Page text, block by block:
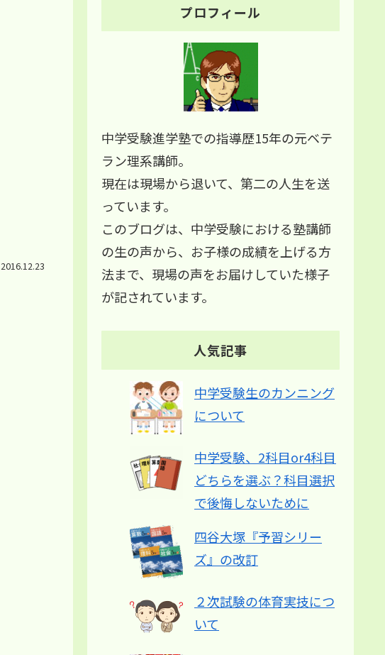
2016.12.23
プロフィール
中学受験進学塾での指導歴15年の元ベテ
ラン理系講師。
現在は現場から退いて、第二の人生を送
っています。
このブログは、中学受験における塾講師
の生の声から、お子様の成績を上げる方
法まで、現場の声をお届けしていた様子
が記されています。
人気記事
中学受験生のカンニング
について
中学受験、2科目or4科目
どちらを選ぶ？科目選択
で後悔しないために
四谷大塚『予習シリー
ズ』の改訂
２次試験の体育実技につ
いて